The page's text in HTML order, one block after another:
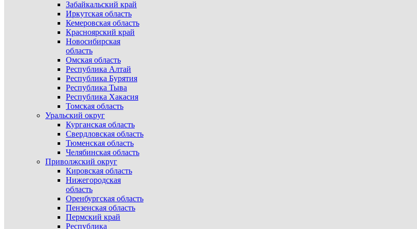
Забайкальский край
Иркутская область
Кемеровская область
Красноярский край
Новосибирская
область
Омская область
Республика Алтай
Республика Бурятия
Республика Тыва
Республика Хакасия
Томская область
Уральский округ
Курганская область
Свердловская область
Тюменская область
Челябинская область
Приволжский округ
Кировская область
Нижегородская
область
Оренбургская область
Пензенская область
Пермский край
Республика